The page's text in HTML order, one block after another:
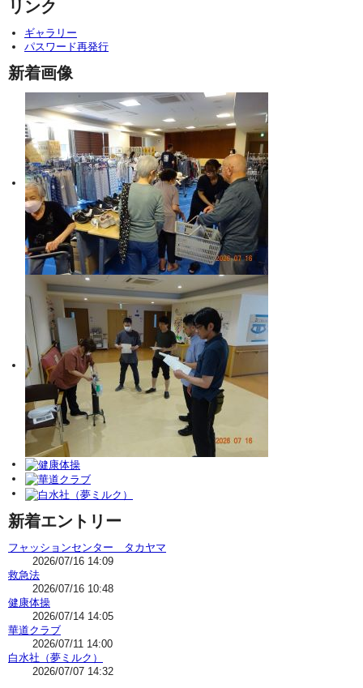
リンク
ギャラリー
パスワード再発行
新着画像
新着エントリー
フャッションセンター タカヤマ
2026/07/16 14:09
救急法
2026/07/16 10:48
健康体操
2026/07/14 14:05
華道クラブ
2026/07/11 14:00
白水社（夢ミルク）
2026/07/07 14:32